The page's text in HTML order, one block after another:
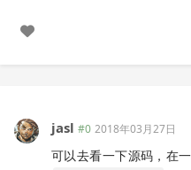
jasl #0 2018年03月27日
可以去看一下源码，在